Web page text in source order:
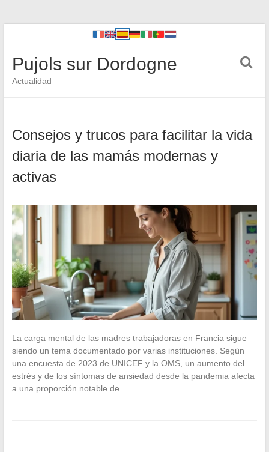
Pujols sur Dordogne
Actualidad
Consejos y trucos para facilitar la vida
diaria de las mamás modernas y
activas
La carga mental de las madres trabajadoras en Francia sigue
siendo un tema documentado por varias instituciones. Según
una encuesta de 2023 de UNICEF y la OMS, un aumento del
estrés y de los síntomas de ansiedad desde la pandemia afecta
a una proporción notable de…